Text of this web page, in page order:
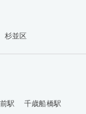
杉並区
駅
千歳船橋駅